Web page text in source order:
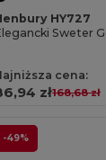
HY727
Sweter
cena:
zł168,68 zł
-49%